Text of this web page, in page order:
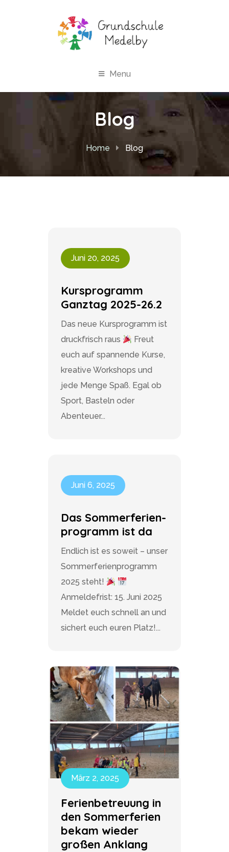
Menu
Blog
Home Blog
Juni 20, 2025
Kursprogramm
Ganztag 2025-26.2
Das neue Kursprogramm ist
druckfrisch raus
Freut
euch auf spannende Kurse,
kreative Workshops und
jede Menge Spaß. Egal ob
Sport, Basteln oder
Abenteuer...
Juni 6, 2025
Das Sommerferien-
programm ist da
Endlich ist es soweit – unser
Sommerferienprogramm
2025 steht!
Anmeldefrist: 15. Juni 2025
Meldet euch schnell an und
sichert euch euren Platz!...
März 2, 2025
Ferienbetreuung in
den Sommerferien
bekam wieder
großen Anklang